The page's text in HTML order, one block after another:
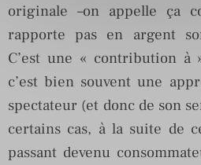
originale –on appelle ça
rapporte pas en argent
C’est une « contribution à
c’est bien souvent une
spectateur (et donc de son
certains cas, à la suite de
passant devenu